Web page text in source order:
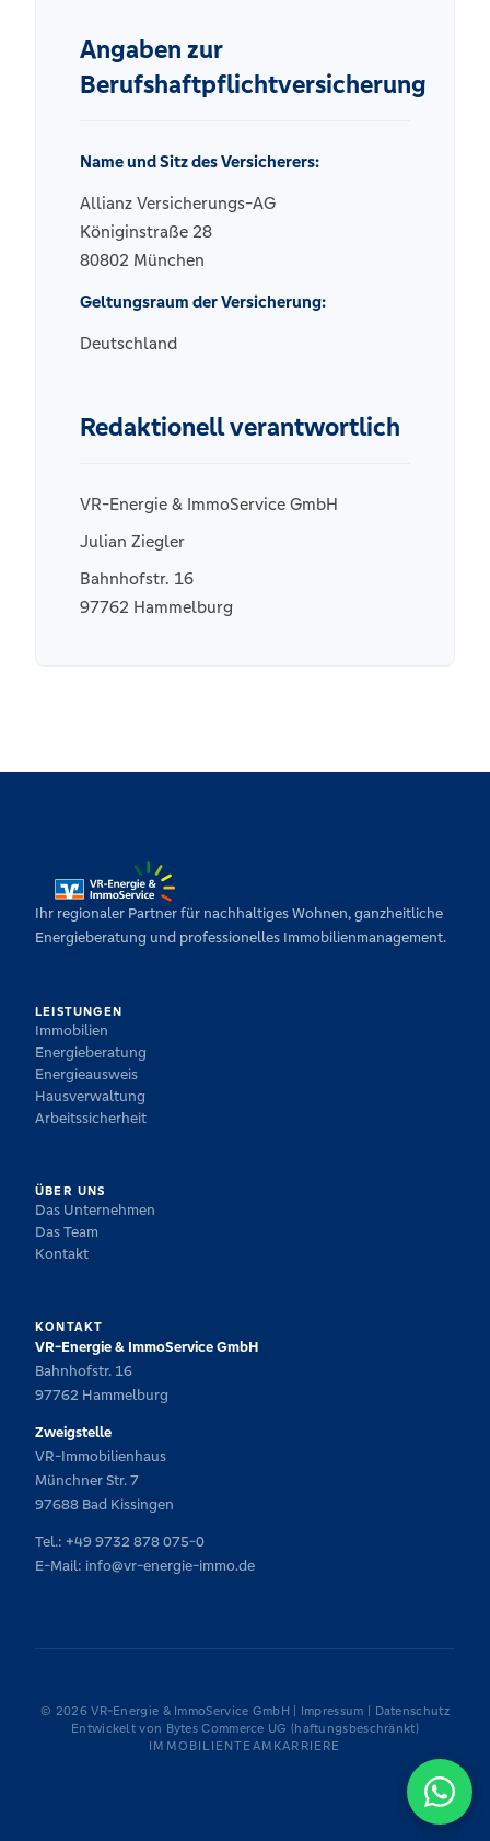
Angaben zur
Berufshaftpflichtversicherung
Name und Sitz des Versicherers:
Allianz Versicherungs-AG
Königinstraße 28
80802 München
Geltungsraum der Versicherung:
Deutschland
Redaktionell verantwortlich
VR-Energie & ImmoService GmbH
Julian Ziegler
Bahnhofstr. 16
97762 Hammelburg
Ihr regionaler Partner für nachhaltiges Wohnen, ganzheitliche
Energieberatung und professionelles Immobilienmanagement.
LEISTUNGEN
Immobilien
Energieberatung
Energieausweis
Hausverwaltung
Arbeitssicherheit
ÜBER UNS
Das Unternehmen
Das Team
Kontakt
KONTAKT
VR-Energie & ImmoService GmbH
Bahnhofstr. 16
97762 Hammelburg
Zweigstelle
VR-Immobilienhaus
Münchner Str. 7
97688 Bad Kissingen
Tel.: +49 9732 878 075-0
E-Mail: info@vr-energie-immo.de
© 2026 VR-Energie & ImmoService GmbH | Impressum
Datenschutz
Entwickelt von Bytes Commerce UG (haftungsbeschränkt)
IMMOBILIENTEAM KARRIERE